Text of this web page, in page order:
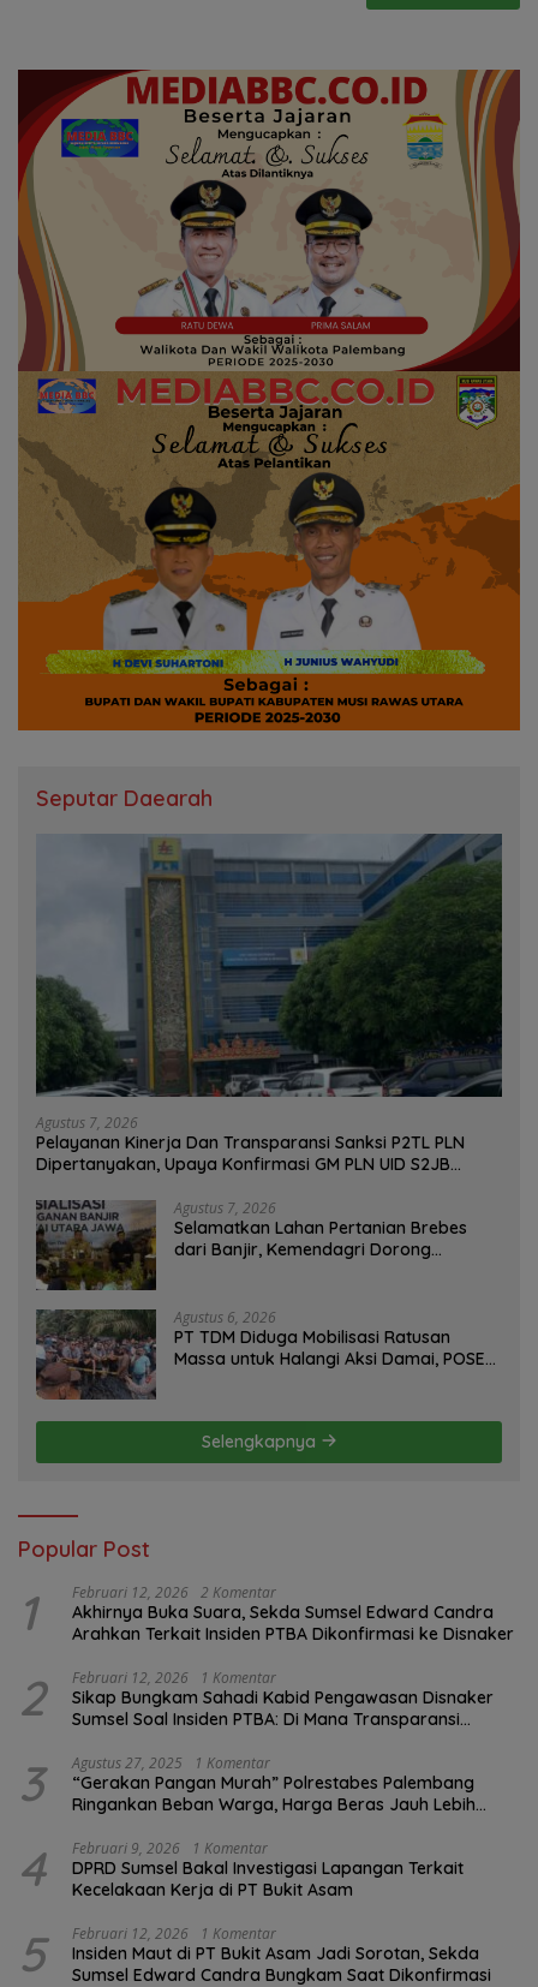
Seputar Daearah
Agustus 7, 2026
Pelayanan Kinerja Dan Transparansi Sanksi P2TL PLN
Dipertanyakan, Upaya Konfirmasi GM PLN UID S2JB
Agustus 7, 2026
Selamatkan Lahan Pertanian Brebes
dari Banjir, Kemendagri Dorong
Agustus 6, 2026
PT TDM Diduga Mobilisasi Ratusan
Massa untuk Halangi Aksi Damai, POSE
Selengkapnya
Popular Post
1 Februari 12, 2026 2 Komentar
Akhirnya Buka Suara, Sekda Sumsel Edward Candra
Arahkan Terkait Insiden PTBA Dikonfirmasi ke Disnaker
2 Februari 12, 2026 1 Komentar
Sikap Bungkam Sahadi Kabid Pengawasan Disnaker
Sumsel Soal Insiden PTBA: Di Mana Transparansi
3 Agustus 27, 2025 1 Komentar
“Gerakan Pangan Murah” Polrestabes Palembang
Ringankan Beban Warga, Harga Beras Jauh Lebih
4 Februari 9, 2026 1 Komentar
DPRD Sumsel Bakal Investigasi Lapangan Terkait
Kecelakaan Kerja di PT Bukit Asam
5 Februari 12, 2026 1 Komentar
Insiden Maut di PT Bukit Asam Jadi Sorotan, Sekda
Sumsel Edward Candra Bungkam Saat Dikonfirmasi